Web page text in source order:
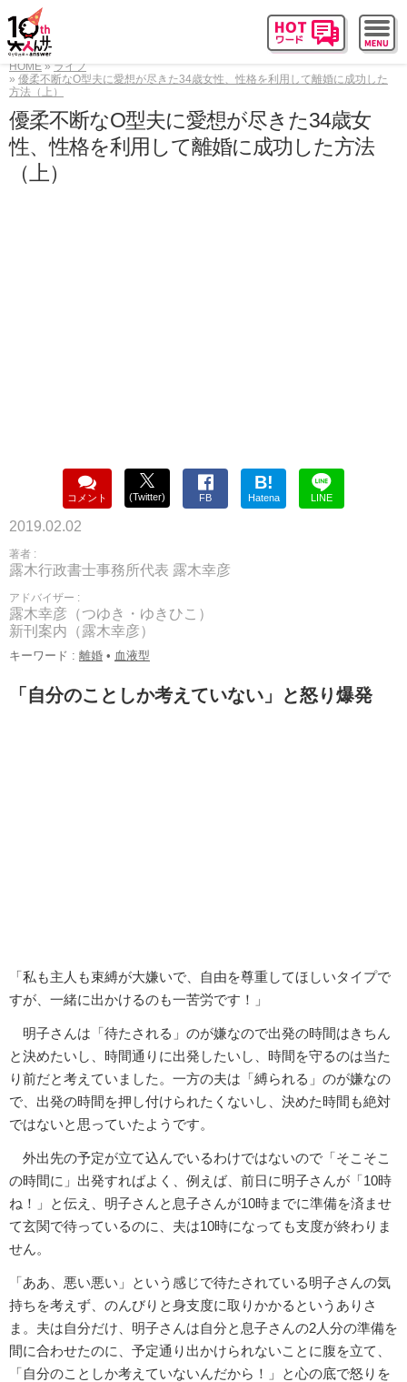
HOME
ライフ
優柔不断なO型夫に愛想が尽きた34歳女性、性格を利用して離婚に成功した
方法（上）
優柔不断なO型夫に愛想が尽きた34歳女
性、性格を利用して離婚に成功した方法
（上）
コメント (Twitter) FB
B!
Hatena LINE
2019.02.02
著者 :
露木行政書士事務所代表 露木幸彦
アドバイザー :
露木幸彦（つゆき・ゆきひこ）
新刊案内（露木幸彦）
キーワード : 離婚 • 血液型
「自分のことしか考えていない」と怒り爆発
「私も主人も束縛が大嫌いで、自由を尊重してほしいタイプで
すが、一緒に出かけるのも一苦労です！」
明子さんは「待たされる」のが嫌なので出発の時間はきちん
と決めたいし、時間通りに出発したいし、時間を守るのは当た
り前だと考えていました。一方の夫は「縛られる」のが嫌なの
で、出発の時間を押し付けられたくないし、決めた時間も絶対
ではないと思っていたようです。
外出先の予定が立て込んでいるわけではないので「そこそこ
の時間に」出発すればよく、例えば、前日に明子さんが「10時
ね！」と伝え、明子さんと息子さんが10時までに準備を済ませ
て玄関で待っているのに、夫は10時になっても支度が終わりま
せん。
「ああ、悪い悪い」という感じで待たされている明子さんの気
持ちを考えず、のんびりと身支度に取りかかるというありさ
ま。夫は自分だけ、明子さんは自分と息子さんの2人分の準備を
間に合わせたのに、予定通り出かけられないことに腹を立て、
「自分のことしか考えていないんだから！」と心の底で怒りを